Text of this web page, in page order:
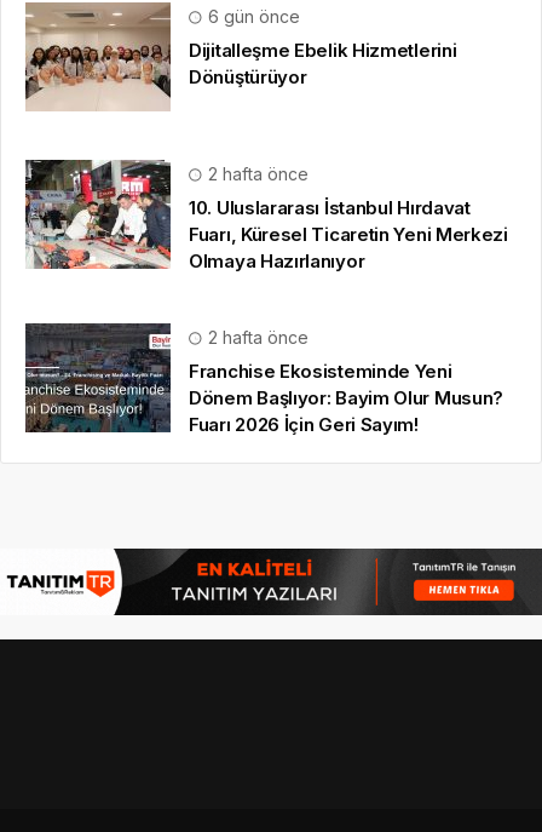
6 gün önce
Dijitalleşme Ebelik Hizmetlerini
Dönüştürüyor
2 hafta önce
10. Uluslararası İstanbul Hırdavat
Fuarı, Küresel Ticaretin Yeni Merkezi
Olmaya Hazırlanıyor
2 hafta önce
Franchise Ekosisteminde Yeni
Dönem Başlıyor: Bayim Olur Musun?
Fuarı 2026 İçin Geri Sayım!